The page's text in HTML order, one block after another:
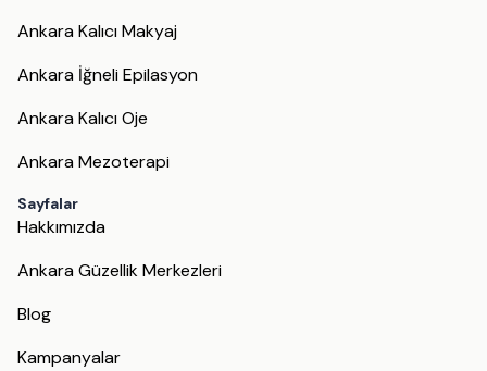
Ankara Kalıcı Makyaj
Ankara İğneli Epilasyon
Ankara Kalıcı Oje
Ankara Mezoterapi
Sayfalar
Hakkımızda
Ankara Güzellik Merkezleri
Blog
Kampanyalar